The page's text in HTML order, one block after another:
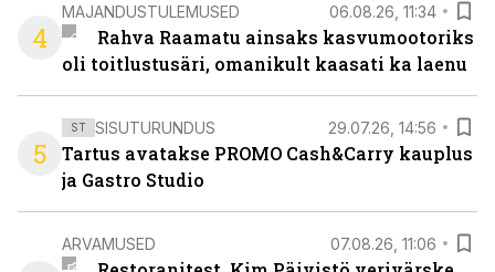
4
MAJANDUSTULEMUSED 06.08.26, 11:34
Rahva Raamatu ainsaks kasvumootoriks
oli toitlustusäri, omanikult kaasati ka laenu
5
ST SISUTURUNDUS 29.07.26, 14:56
Tartus avatakse PROMO Cash&Carry kauplus
ja Gastro Studio
ARVAMUSED 07.08.26, 11:06